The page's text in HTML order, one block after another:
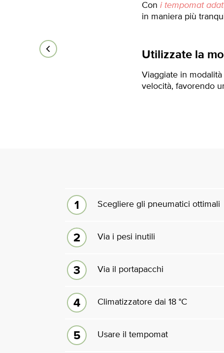
Con i tempomat
in maniera più
Utilizzate la
Viaggiate in
velocità, favorendo
Scegliere gli pneumatici ottimali
Via i pesi inutili
Via il portapacchi
Climatizzatore dai 18 °C
Usare il tempomat